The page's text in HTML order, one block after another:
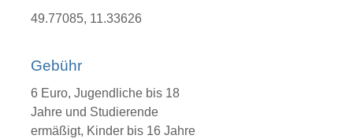
49.77085, 11.33626
Gebühr
6 Euro, Jugendliche bis 18
Jahre und Studierende
ermäßigt, Kinder bis 16 Jahre